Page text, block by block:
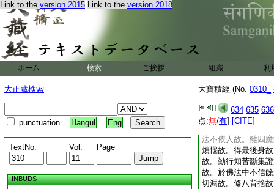
Link to the version 2015 Link to the version 2018
ホーム 検索 ご挨拶 組織 利
大正蔵検索
punctuation Hangul Eng
TextNo. Vol. Page
INBUDS
大寶積經 (No. 0310_
634 635 636
点:無/有] [CITE]
如實義得解脱故。
聖人所行法故。善
法故。安住四正勤
信根故。信佛法僧
菩提分離一切不善
知正念正智方便故
知定慧方便故。成
之所亂故。善修七
因縁方便故。善知
定方便故。得四辯
語。依智不依識。
法不依人故。離四
煩惱故。得最後身
故。勤行知苦斷集
故。於佛法中不信
切漏故。修八背捨